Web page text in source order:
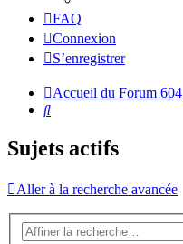
FAQ
Connexion
S’enregistrer
Accueil du Forum 604
Rechercher
Sujets actifs
Aller à la recherche avancée